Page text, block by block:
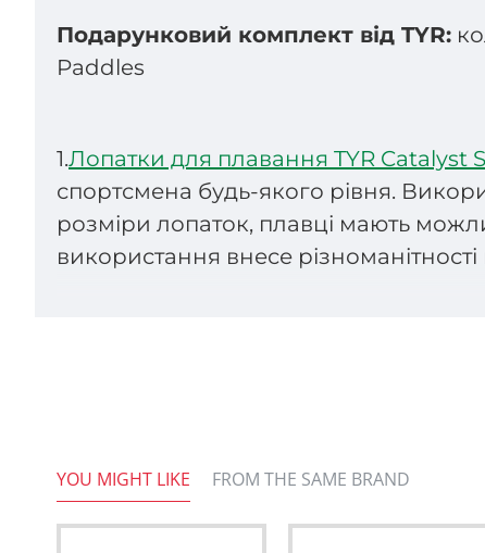
Подарунковий комплект від TYR:
Paddles
1.Лопатки для плавання TYR Catalyst
спортсмена будь-якого рівня.
розміри лопаток, плавці мають
використання внесе
але розвіває міцні м’язи та
Лопатки представлені у 7
YOU MIGHT LIKE FROM THE SAME BRAND